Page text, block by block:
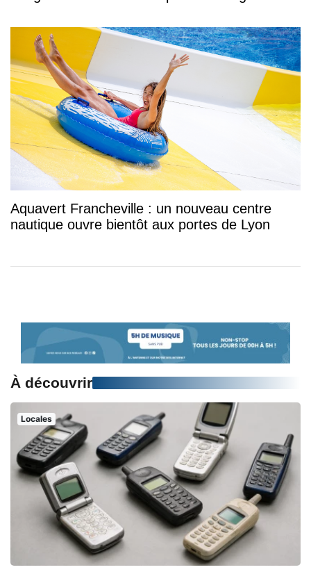
Aquavert Francheville : un nouveau centre
nautique ouvre bientôt aux portes de Lyon
À découvrir
Locales